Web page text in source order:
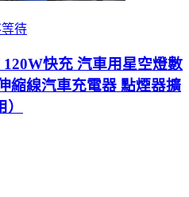
待
快充 汽車用星空燈數
縮線汽車充電器 點煙器擴